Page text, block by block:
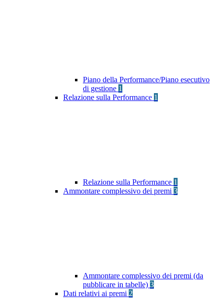
Piano della Performance/Piano esecutivo
di gestione 1
Relazione sulla Performance 1
Relazione sulla Performance 1
Ammontare complessivo dei premi 3
Ammontare complessivo dei premi (da
pubblicare in tabelle) 3
Dati relativi ai premi 2